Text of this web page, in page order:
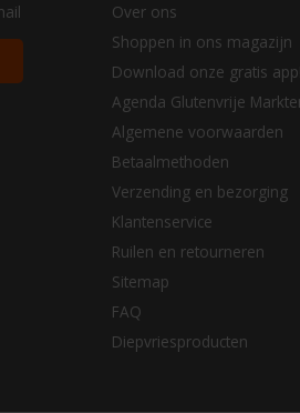
Over ons
Shoppen in ons magazijn
Download onze gratis app!
Agenda Glutenvrije
Algemene voorwaarden
Betaalmethoden
Verzending en bezorging
Klantenservice
Ruilen en retourneren
Sitemap
FAQ
Diepvriesproducten